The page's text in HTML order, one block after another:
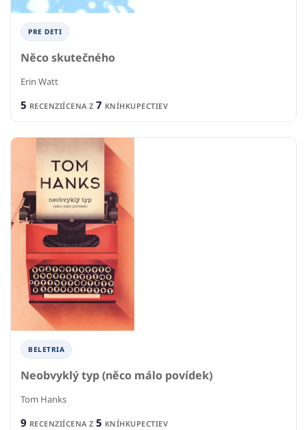
PRE DETI
Něco skutečného
Erin Watt
5 RECENZIÍCENA Z 7 KNÍHKUPECTIEV
BELETRIA
Neobvyklý typ (něco málo povídek)
Tom Hanks
9 RECENZIÍCENA Z 5 KNÍHKUPECTIEV